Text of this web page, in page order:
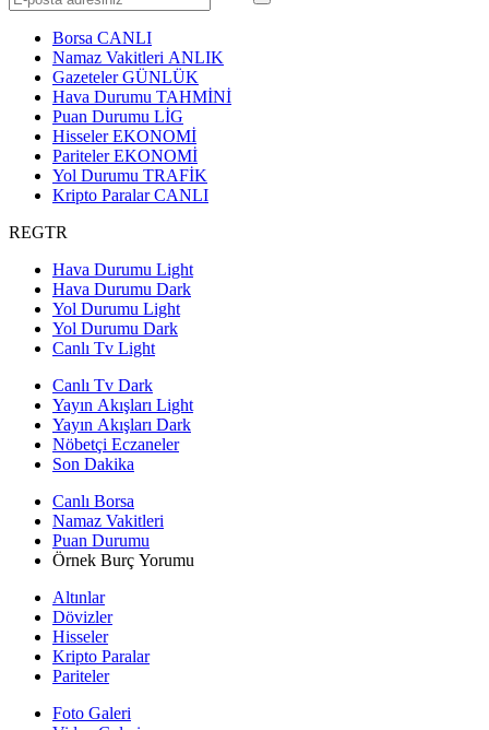
Borsa CANLI
Namaz Vakitleri ANLIK
GazetelerGÜNLÜK
Hava Durumu TAHMİNİ
Puan Durumu LİG
HisselerEKONOMİ
ParitelerEKONOMİ
Yol Durumu TRAFİK
Kripto ParalarCANLI
REGTR
Hava Durumu Light
Hava Durumu Dark
Yol Durumu Light
Yol Durumu Dark
Canlı Tv Light
Canlı Tv Dark
Yayın Akışları Light
Yayın Akışları Dark
Nöbetçi Eczaneler
Son Dakika
Canlı Borsa
Namaz Vakitleri
Puan Durumu
Örnek Burç Yorumu
Altınlar
Dövizler
Hisseler
Kripto Paralar
Pariteler
Foto Galeri